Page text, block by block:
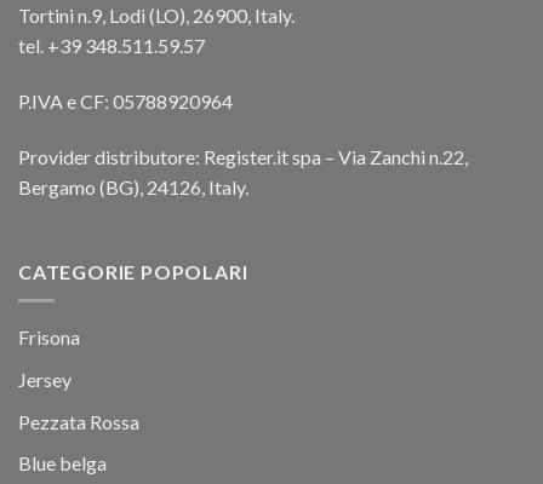
Tortini n.9, Lodi (LO), 26900, Italy.
tel. +39 348.511.59.57
P.IVA e CF: 05788920964
Provider distributore: Register.it spa – Via Zanchi n.22,
Bergamo (BG), 24126, Italy.
CATEGORIE POPOLARI
Frisona
Jersey
Pezzata Rossa
Blue belga